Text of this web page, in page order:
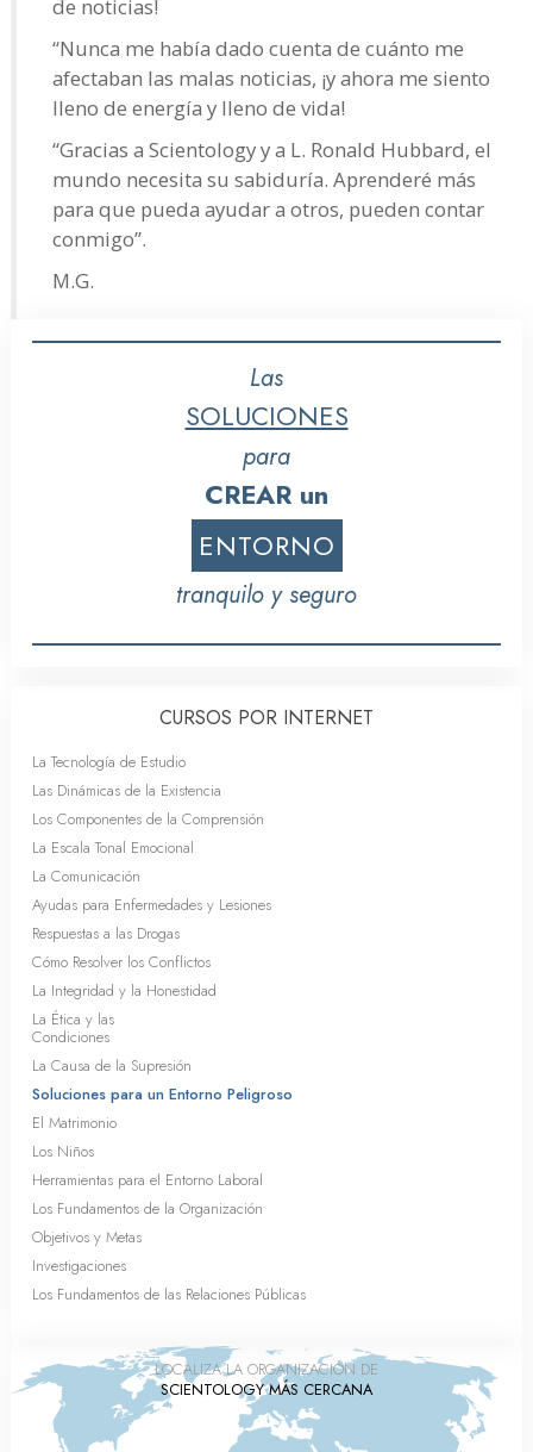
de noticias!
“Nunca me había dado cuenta de cuánto me
afectaban las malas noticias, ¡y ahora me siento
lleno de energía y lleno de vida!
“Gracias a Scientology y a L. Ronald Hubbard, el
mundo necesita su sabiduría. Aprenderé más
para que pueda ayudar a otros, pueden contar
conmigo”.
M.G.
Las
SOLUCIONES
para
CREAR un
ENTORNO
tranquilo y seguro
CURSOS POR INTERNET
La Tecnología de Estudio
Las Dinámicas de la Existencia
Los Componentes de la Comprensión
La Escala Tonal Emocional
La Comunicación
Ayudas para Enfermedades y Lesiones
Respuestas a las Drogas
Cómo Resolver los Conflictos
La Integridad y la Honestidad
La Ética y las
Condiciones
La Causa de la Supresión
Soluciones para un Entorno Peligroso
El Matrimonio
Los Niños
Herramientas para el Entorno Laboral
Los Fundamentos de la Organización
Objetivos y Metas
Investigaciones
Los Fundamentos de las Relaciones Públicas
LOCALIZA LA ORGANIZACIÓN DE
SCIENTOLOGY MÁS CERCANA